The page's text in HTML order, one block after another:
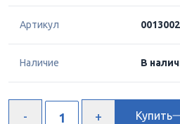
Артикул
Наличие В
Купить